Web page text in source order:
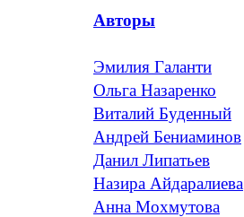
Авторы
Эмилия Галанти
Ольга Назаренко
Виталий Буденный
Андрей Бениаминов
Данил Липатьев
Назира Айдаралиева
Анна Мохмутова